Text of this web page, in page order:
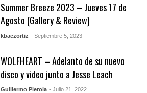
Summer Breeze 2023 – Jueves 17 de
Agosto (Gallery & Review)
kbaezortiz - Septiembre 5, 2023
WOLFHEART – Adelanto de su nuevo
disco y video junto a Jesse Leach
Guillermo Pierola - Julio 21, 2022